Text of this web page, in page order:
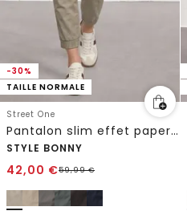
-30%
TAILLE NORMALE
Street One
Pantalon slim effet paper touch
STYLE BONNY
42,00 €59,99€